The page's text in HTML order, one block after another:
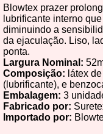
Blowtex prazer
lubrificante interno
diminuindo a
da ejaculação. Liso,
ponta.
Largura Nominal:
Composição: látex
(lubrificante), e
Embalagem: 3
Fabricado por:
Importado por: